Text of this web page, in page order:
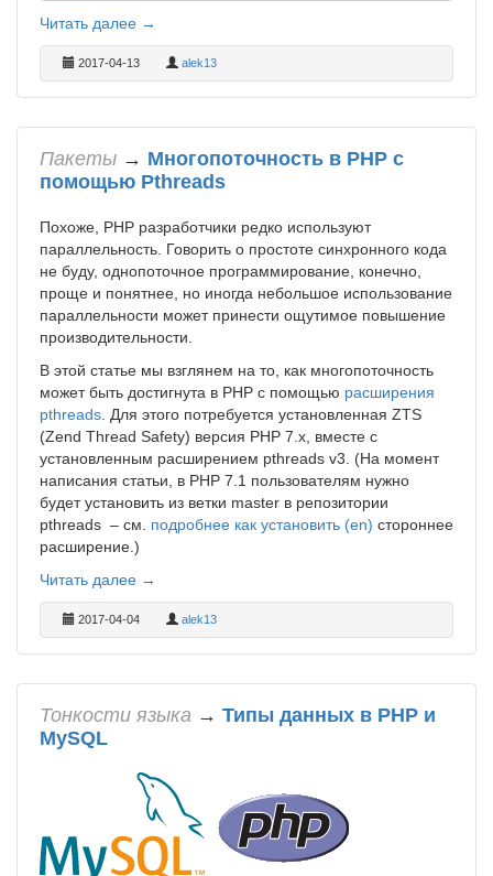
Читать далее →
2017-04-13 alek13
Пакеты → Многопоточность в PHP с
помощью Pthreads
Похоже, PHP разработчики редко используют
параллельность. Говорить о простоте синхронного кода
не буду, однопоточное программирование, конечно,
проще и понятнее, но иногда небольшое использование
параллельности может принести ощутимое повышение
производительности.
В этой статье мы взглянем на то, как многопоточность
может быть достигнута в PHP с помощью расширения
pthreads . Для этого потребуется установленная ZTS
(Zend Thread Safety) версия PHP 7.x, вместе с
установленным расширением pthreads v3. (На момент
написания статьи, в PHP 7.1 пользователям нужно
будет установить из ветки master в репозитории
pthreads – см. подробнее как установить (en) стороннее
расширение.)
Читать далее →
2017-04-04 alek13
Тонкости языка → Типы данных в PHP и
MySQL